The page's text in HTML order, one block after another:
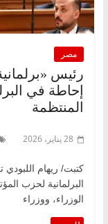
مصر
رئيس
إحاطة في
المنتظمة
28 يناير، 2026
كتبت/ ريهام اللبودي
البرلمانية لحزب
الوزراء، ووزراء